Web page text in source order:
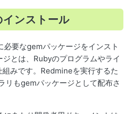
ンストール
要なgemパッケージをインスト
とは、Rubyのプログラムやライ
みです。Redmineを実行するた
リもgemパッケージとして配布さ